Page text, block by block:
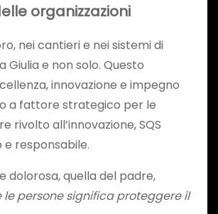
organizzazioni
nei cantieri e nei sistemi di
e non solo. Questo
innovazione e impegno
a fattore strategico per le
all’innovazione, SQS
responsabile.
dolorosa, quella del padre,
persone significa proteggere il